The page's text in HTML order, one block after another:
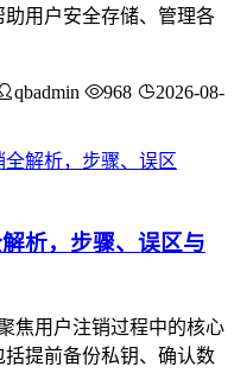
用户安全存储、管理各
qbadmin 968
2026-08-
析，步骤、误区与
焦用户注销过程中的核心
提前备份私钥、确认数